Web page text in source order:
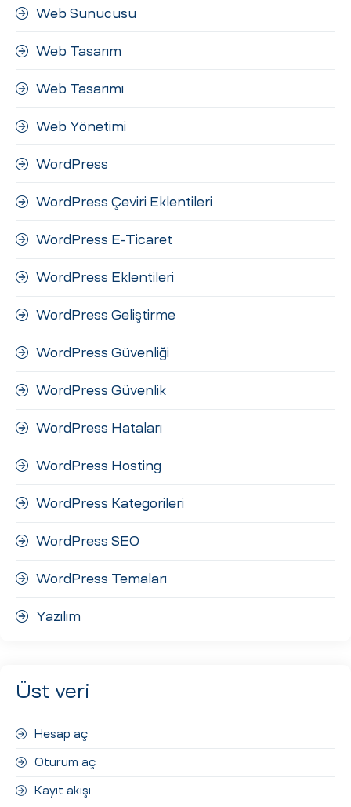
Web Sunucusu
Web Tasarım
Web Tasarımı
Web Yönetimi
WordPress
WordPress Çeviri Eklentileri
WordPress E-Ticaret
WordPress Eklentileri
WordPress Geliştirme
WordPress Güvenliği
WordPress Güvenlik
WordPress Hataları
WordPress Hosting
WordPress Kategorileri
WordPress SEO
WordPress Temaları
Yazılım
Üst veri
Hesap aç
Oturum aç
Kayıt akışı